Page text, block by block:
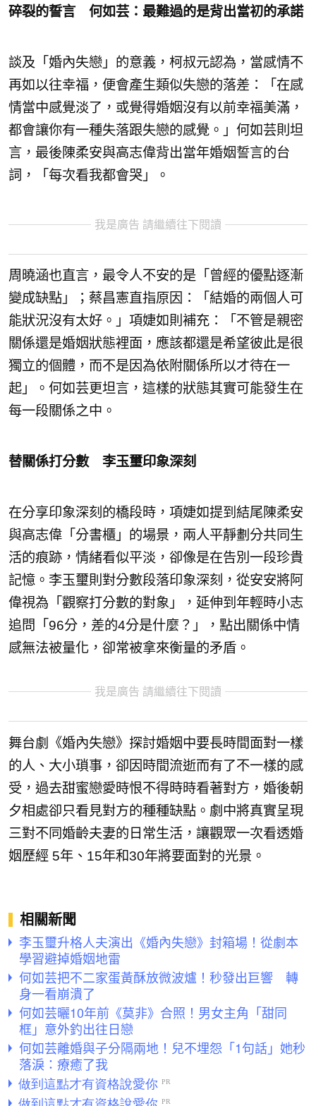
碎裂的誓言 何如芸：最難過的是背出當初的承諾
談及「婚內失戀」的意義，柯叔元認為，當感情不
再如以往幸福， 便會產生類似失戀的落差：「在感
情當中感覺淡了， 或覺得婚姻沒有以前幸福美滿，
都會讓你有一種失落跟失戀的感覺。 」何如芸則坦
言，最後陳柔安與⾼志偉背出當年婚姻誓言的台
詞，「 每次看我都會哭」。
我是廣告 請繼續往下閱讀
周曉涵也直言，最令人不安的是「 曾經的優點逐漸
變成缺點」；蔡昌憲直指原因：「 結婚的兩個人可
能狀況沒有太好。」項婕如則補充：「 不管是親密
關係還是婚姻狀態裡面， 應該都還是希望彼此是很
獨立的個體， 而不是因為依附關係所以才待在一
起」。何如芸更坦言， 這樣的狀態其實可能發生在
每一段關係之中。
替關係打分數 李玉璽印象深刻
在分享印象深刻的橋段時，項婕如提到結尾陳柔安
與⾼志偉「 分書櫃」的場景，兩人平靜劃分共同生
活的痕跡，情緒看似平淡， 卻像是在告別一段珍貴
記憶。李玉璽則對分數段落印象深刻， 從安安將阿
偉視為「觀察打分數的對象」，延伸到年輕時小志
追問「 96分，差的4分是什麼？」，點出關係中情
感無法被量化， 卻常被拿來衡量的矛盾。
我是廣告 請繼續往下閱讀
舞台劇《婚內失戀》探討婚姻中要長時間面對一樣
的人、大小瑣事， 卻因時間流逝而有了不一樣的感
受， 過去甜蜜戀愛時恨不得時時看著對方， 婚後朝
夕相處卻只看見對方的種種缺點。 劇中將真實呈現
三對不同婚齡夫妻的日常生活， 讓觀眾一次看透婚
姻歷經 5年、15年和30年將要面對的光景。
相關新聞
李玉璽升格人夫演出《婚內失戀》封箱場！從劇本
學習避掉婚姻地雷
何如芸把不二家蛋黃酥放微波爐！秒發出巨響 轉
身一看崩潰了
何如芸曬10年前《莫非》合照！男女主角「甜同
框」意外釣出往日戀
何如芸離婚與子分隔兩地！兒不埋怨「1句話」她秒
落淚：療癒了我